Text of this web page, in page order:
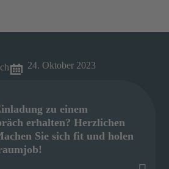
24. Oktober 2023
zu einem
erhalten? Herzlichen
Sie sich fit und holen